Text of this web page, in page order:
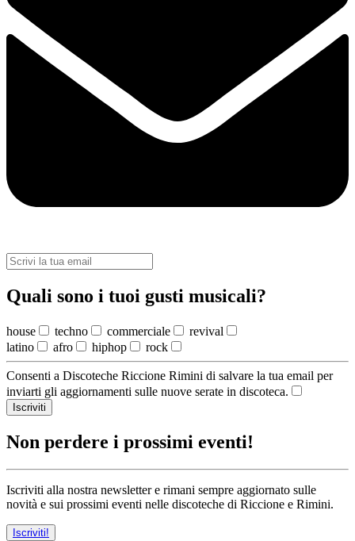
Quali sono i tuoi gusti musicali?
house techno commerciale
revival
latino
afro hiphop rock
Consenti a Discoteche Riccione Rimini di salvare la tua email per
inviarti gli aggiornamenti sulle nuove serate in discoteca.
Iscriviti
Non perdere i prossimi eventi!
Iscriviti alla nostra newsletter e rimani sempre aggiornato sulle
novità e sui prossimi eventi nelle discoteche di Riccione e Rimini.
Iscriviti!